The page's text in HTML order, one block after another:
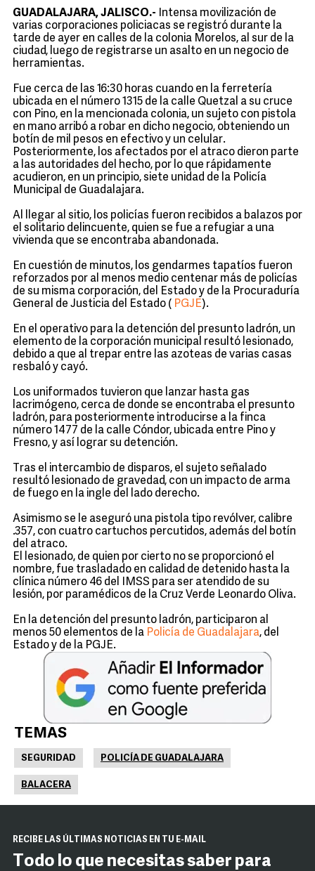
GUADALAJARA, JALISCO.- Intensa movilización de
varias corporaciones policiacas se registró durante la
tarde de ayer en calles de la colonia Morelos, al sur de la
ciudad, luego de registrarse un asalto en un negocio de
herramientas.
Fue cerca de las 16:30 horas cuando en la ferretería
ubicada en el número 1315 de la calle Quetzal a su cruce
con Pino, en la mencionada colonia, un sujeto con pistola
en mano arribó a robar en dicho negocio, obteniendo un
botín de mil pesos en efectivo y un celular.
Posteriormente, los afectados por el atraco dieron parte
a las autoridades del hecho, por lo que rápidamente
acudieron, en un principio, siete unidad de la Policía
Municipal de Guadalajara.
Al llegar al sitio, los policías fueron recibidos a balazos por
el solitario delincuente, quien se fue a refugiar a una
vivienda que se encontraba abandonada.
En cuestión de minutos, los gendarmes tapatíos fueron
reforzados por al menos medio centenar más de policías
de su misma corporación, del Estado y de la Procuraduría
General de Justicia del Estado ( PGJE).
En el operativo para la detención del presunto ladrón, un
elemento de la corporación municipal resultó lesionado,
debido a que al trepar entre las azoteas de varias casas
resbaló y cayó.
Los uniformados tuvieron que lanzar hasta gas
lacrimógeno, cerca de donde se encontraba el presunto
ladrón, para posteriormente introducirse a la finca
número 1477 de la calle Cóndor, ubicada entre Pino y
Fresno, y así lograr su detención.
Tras el intercambio de disparos, el sujeto señalado
resultó lesionado de gravedad, con un impacto de arma
de fuego en la ingle del lado derecho.
Asimismo se le aseguró una pistola tipo revólver, calibre
.357, con cuatro cartuchos percutidos, además del botín
del atraco.
El lesionado, de quien por cierto no se proporcionó el
nombre, fue trasladado en calidad de detenido hasta la
clínica número 46 del IMSS para ser atendido de su
lesión, por paramédicos de la Cruz Verde Leonardo Oliva.
En la detención del presunto ladrón, participaron al
menos 50 elementos de la Policía de Guadalajara, del
Estado y de la PGJE.
TEMAS
SEGURIDAD POLICÍA DE GUADALAJARA
BALACERA
RECIBE LAS ÚLTIMAS NOTICIAS EN TU E-MAIL
Todo lo que necesitas saber para